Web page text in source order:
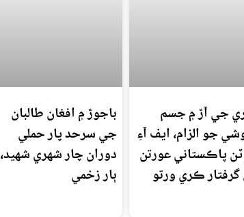
جي آڙ ۾ جسم
جو الزام، ايف آءِ
پاڪستاني عورتن
ڪري ورتو
باجوڙ ۾ افغان طالبان
جي سرحد پار حملي
دوران چار شهري شهيد،
ٻار زخمي